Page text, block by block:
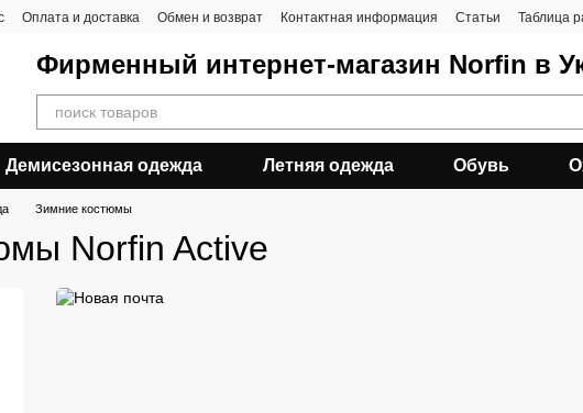
Оплата и доставка Обмен и возврат Контактная информация Статьи Таблица
Фирменный интернет-магазин Norfin в
Демисезонная одежда Летняя одежда Обувь
Зимние костюмы
Norfin Active